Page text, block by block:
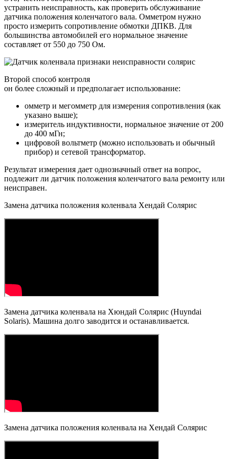
устранить неисправность, как проверить обслуживание
датчика положения коленчатого вала. Омметром нужно
просто измерить сопротивление обмотки ДПКВ. Для
большинства автомобилей его нормальное значение
составляет от 550 до 750 Ом.
Второй способ контроля
он более сложный и предполагает использование:
омметр и мегомметр для измерения сопротивления (как
указано выше);
измеритель индуктивности, нормальное значение от 200
до 400 мГн;
цифровой вольтметр (можно использовать и обычный
прибор) и сетевой трансформатор.
Результат измерения дает однозначный ответ на вопрос,
подлежит ли датчик положения коленчатого вала ремонту или
неисправен.
Замена датчика положения коленвала Хендай Солярис
Замена датчика коленвала на Хюндай Солярис (Huyndai
Solaris). Машина долго заводится и останавливается.
Замена датчика положения коленвала на Хендай Солярис